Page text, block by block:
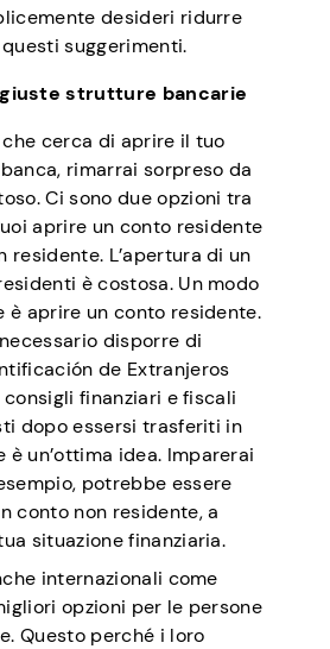
desideri ridurre
suggerimenti.
strutture bancarie
cerca di aprire il tuo
rimarrai sorpreso da
Ci sono due opzioni tra
aprire un conto residente
residente. L’apertura di un
è costosa. Un modo
è aprire un conto residente.
disporre di
de Extranjeros
consigli finanziari e fiscali
dopo essersi trasferiti in
è un’ottima idea. Imparerai
potrebbe essere
conto non residente, a
situazione finanziaria.
internazionali come
opzioni per le persone
Questo perché i loro